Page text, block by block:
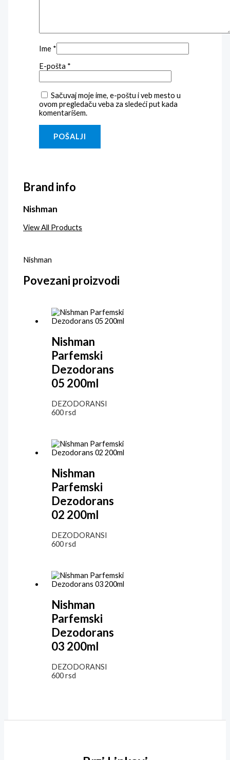
Ime *
E-pošta *
Sačuvaj moje ime, e-poštu i veb mesto u
ovom pregledaču veba za sledeći put kada
komentarišem.
Brand info
Nishman
View All Products
Nishman
Povezani proizvodi
Nishman
Parfemski
Dezodorans
05 200ml
DEZODORANSI
600rsd
Nishman
Parfemski
Dezodorans
02 200ml
DEZODORANSI
600rsd
Nishman
Parfemski
Dezodorans
03 200ml
DEZODORANSI
600rsd